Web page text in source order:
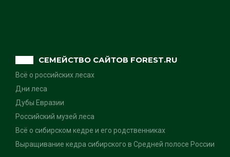
СЕМЕЙСТВО САЙТОВ FOREST.RU
Всё о российских лесах
Дни леса
Дубы Евразии
Российский музей леса
Всё о сибирском кедре и его родственниках
Выращивание кедра сибирского в Средней полосе России